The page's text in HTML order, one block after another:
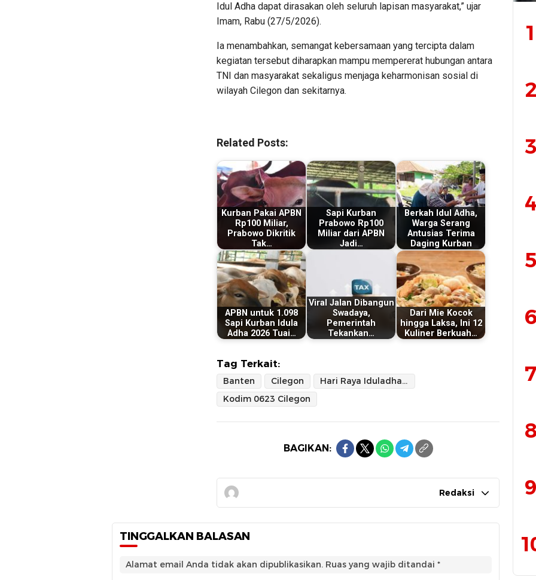
Idul Adha dapat dirasakan oleh seluruh lapisan masyarakat,” ujar
Imam, Rabu (27/5/2026).
Ia menambahkan, semangat kebersamaan yang tercipta dalam
kegiatan tersebut diharapkan mampu mempererat hubungan antara
TNI dan masyarakat sekaligus menjaga keharmonisan sosial di
wilayah Cilegon dan sekitarnya.
Related Posts:
Kurban Pakai APBN
Rp100 Miliar,
Prabowo Dikritik
Tak…
Sapi Kurban
Prabowo Rp100
Miliar dari APBN
Jadi…
Berkah Idul Adha,
Warga Serang
Antusias Terima
Daging Kurban
APBN untuk 1.098
Sapi Kurban Idula
Adha 2026 Tuai…
Viral Jalan Dibangun
Swadaya,
Pemerintah
Tekankan…
Dari Mie Kocok
hingga Laksa, Ini 12
Kuliner Berkuah…
Tag Terkait:
Banten Cilegon
Hari Raya Iduladha 1447 Hijriah
Kodim 0623 Cilegon
BAGIKAN:
Redaksi
TINGGALKAN BALASAN
Alamat email Anda tidak akan dipublikasikan. Ruas yang wajib ditandai *
1
2
3
4
5
6
7
8
9